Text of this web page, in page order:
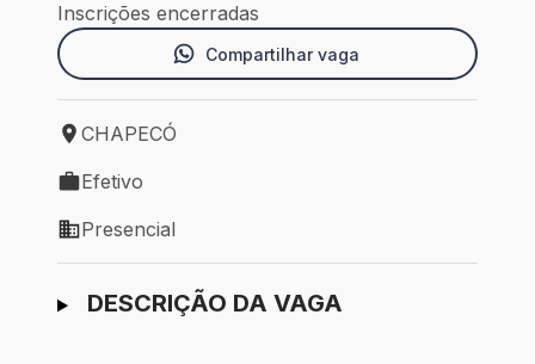
Inscrições encerradas
Compartilhar vaga
Local de trabalho: CHAPECÓ
CHAPECÓ
Tipo de vaga: Efetivo
Efetivo
Modelo de trabalho: Presencial
Presencial
Ir para candidatura
DESCRIÇÃO DA VAGA